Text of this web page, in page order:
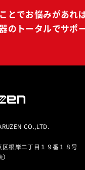
とでお悩みがあれば
のトータルでサポ
CO.,LTD.
根岸二丁目１９番１８号